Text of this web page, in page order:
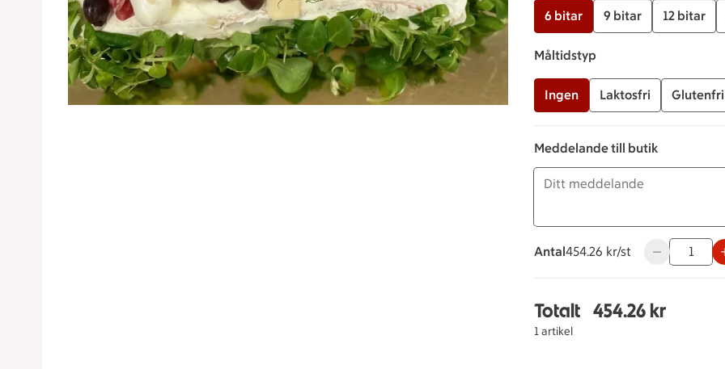
6 bitar 9 bitar 12 bitar
Måltidstyp
Ingen Laktosfri Glutenfri
Meddelande till butik
Antal
454.26 kronor styck
454.26 kr/st Använd
Totalt
1 artikel
Totalt 1 stycken
454.26 kr